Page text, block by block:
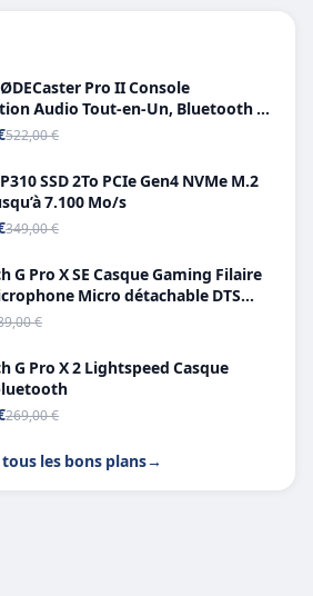
Pro II Console
Audio Tout-en-Un, Bluetooth et
C
522,00 €
SSD 2To PCIe Gen4 NVMe M.2
7.100 Mo/s
349,00 €
G Pro X SE Casque Gaming Filaire
Micro détachable DTS
X 7.1
€
G Pro X 2 Lightspeed Casque
269,00 €
les bons plans→